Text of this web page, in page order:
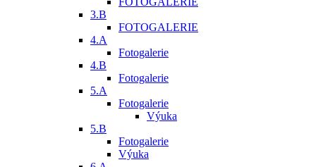
3.B
FOTOGALERIE
4.A
Fotogalerie
4.B
Fotogalerie
5.A
Fotogalerie
Výuka
5.B
Fotogalerie
Výuka